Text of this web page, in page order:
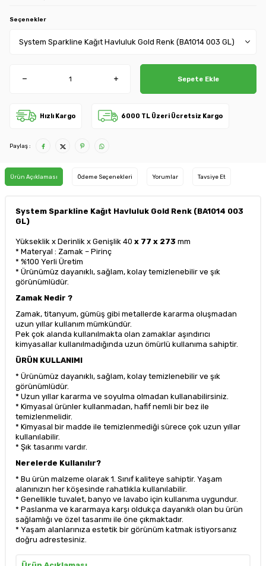
Seçenekler
Sepete Ekle
Hızlı Kargo 6000 TL Üzeri Ücretsiz Kargo
Paylaş :
Ürün Açıklaması Ödeme Seçenekleri Yorumlar Tavsiye Et
System Sparkline Kağıt Havluluk Gold Renk (BA1014 003
GL)
Yükseklik x Derinlik x Genişlik 40 x 77 x 273 mm
* Materyal : Zamak – Pirinç
* %100 Yerli Üretim
* Ürünümüz dayanıklı, sağlam, kolay temizlenebilir ve şık
görünümlüdür.
Zamak Nedir ?
Zamak, titanyum, gümüş gibi metallerde kararma oluşmadan
uzun yıllar kullanım mümkündür.
Pek çok alanda kullanılmakta olan zamaklar aşındırıcı
kimyasallar kullanılmadığında uzun ömürlü kullanıma sahiptir.
ÜRÜN KULLANIMI
* Ürünümüz dayanıklı, sağlam, kolay temizlenebilir ve şık
görünümlüdür.
* Uzun yıllar kararma ve soyulma olmadan kullanabilirsiniz.
* Kimyasal ürünler kullanmadan, hafif nemli bir bez ile
temizlenmelidir.
* Kimyasal bir madde ile temizlenmediği sürece çok uzun yıllar
kullanılabilir.
* Şık tasarımı vardır.
Nerelerde Kullanılır?
* Bu ürün malzeme olarak 1. Sınıf kaliteye sahiptir. Yaşam
alanınızın her köşesinde rahatlıkla kullanılabilir.
* Genellikle tuvalet, banyo ve lavabo için kullanıma uygundur.
* Paslanma ve kararmaya karşı oldukça dayanıklı olan bu ürün
sağlamlığı ve özel tasarımı ile öne çıkmaktadır.
* Yaşam alanlarınıza estetik bir görünüm katmak istiyorsanız
doğru adrestesiniz.